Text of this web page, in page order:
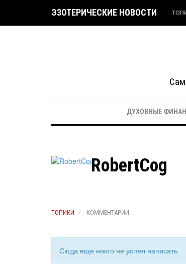
ЭЗОТЕРИЧЕСКИЕ НОВОСТИ
ДУХОВНЫЕ
RobertCog
ТОПИКИ КОММЕНТАРИИ
Сюда еще никто не успел написать